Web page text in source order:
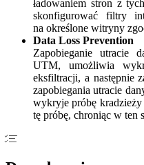
ładowaniem stron z
skonfigurować filtry
na określone witryny
Data Loss Prevention
Zapobieganie utracie
UTM, umożliwia
eksfiltracji, a następnie
zapobiegania utracie
wykryje próbę kradzieży
tę próbę, chroniąc w ten